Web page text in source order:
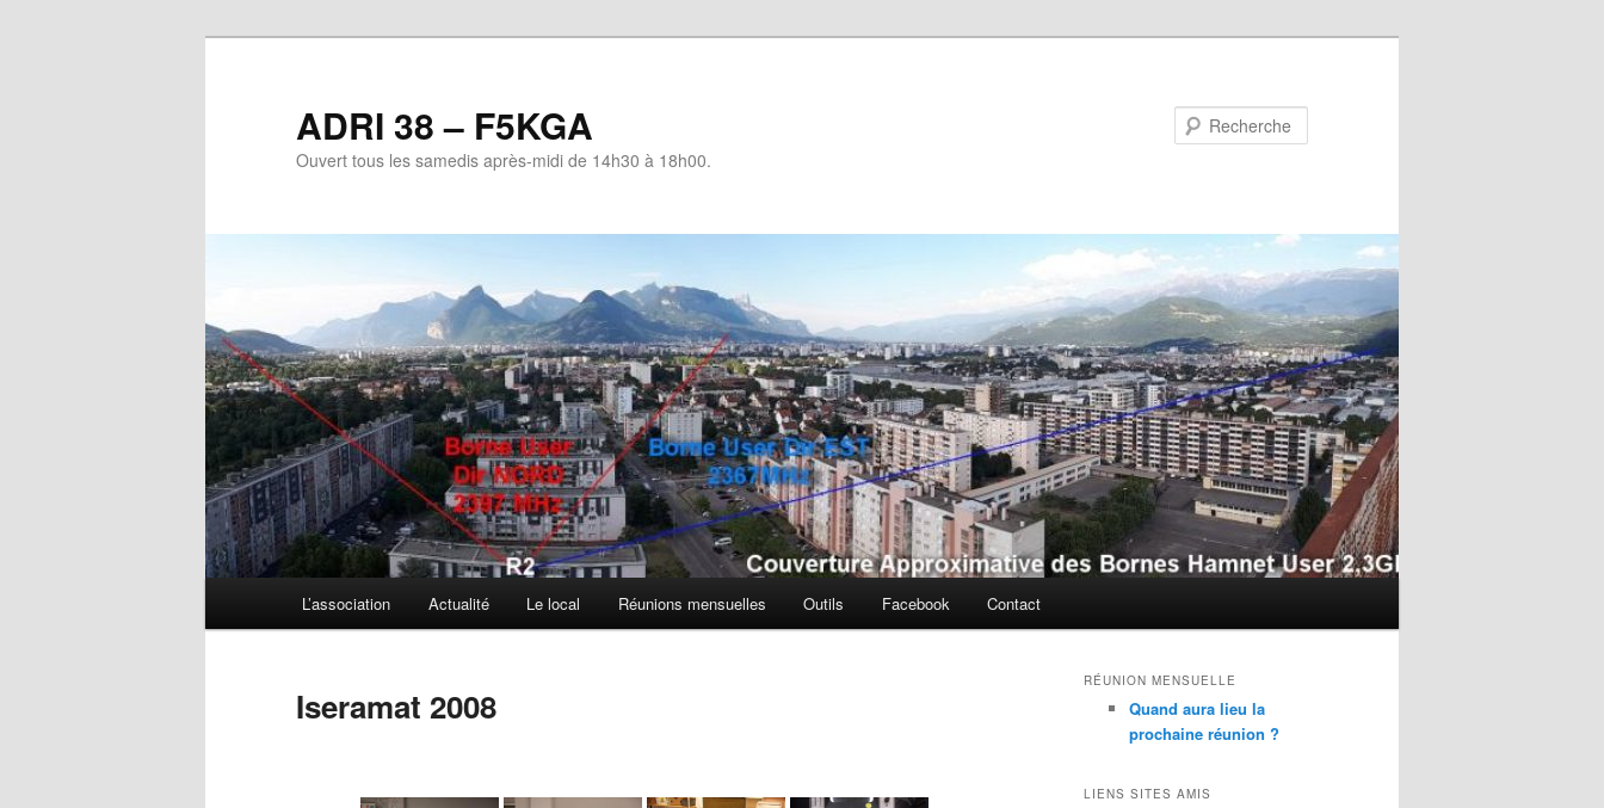
ADRI 38 – F5KGA
Ouvert tous les samedis après-midi de 14h30 à 18h00.
L’association Actualité Le local Réunions mensuelles Outils Facebook Contact
Iseramat 2008
RÉUNION MENSUELLE
Quand aura lieu la
prochaine réunion ?
LIENS SITES AMIS